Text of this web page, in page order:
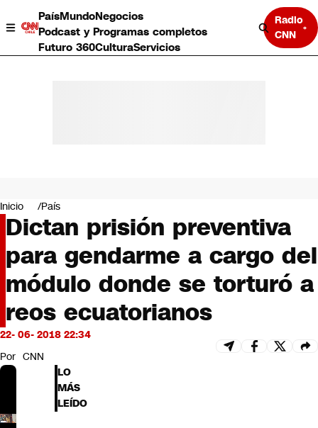
PaísMundoNegocios
Podcast y Programas completos
Futuro 360CulturaServicios
Radio
CNN
Negocios
Deportes
Programas completos
Cultura
Servicios
Bits
CNN tiempo
Futuro 360
Inicio País
Dictan prisión preventiva
para gendarme a cargo del
módulo donde se torturó a
reos ecuatorianos
22- 06- 2018 22:34
Por CNN
LO
MÁS
LEÍDO